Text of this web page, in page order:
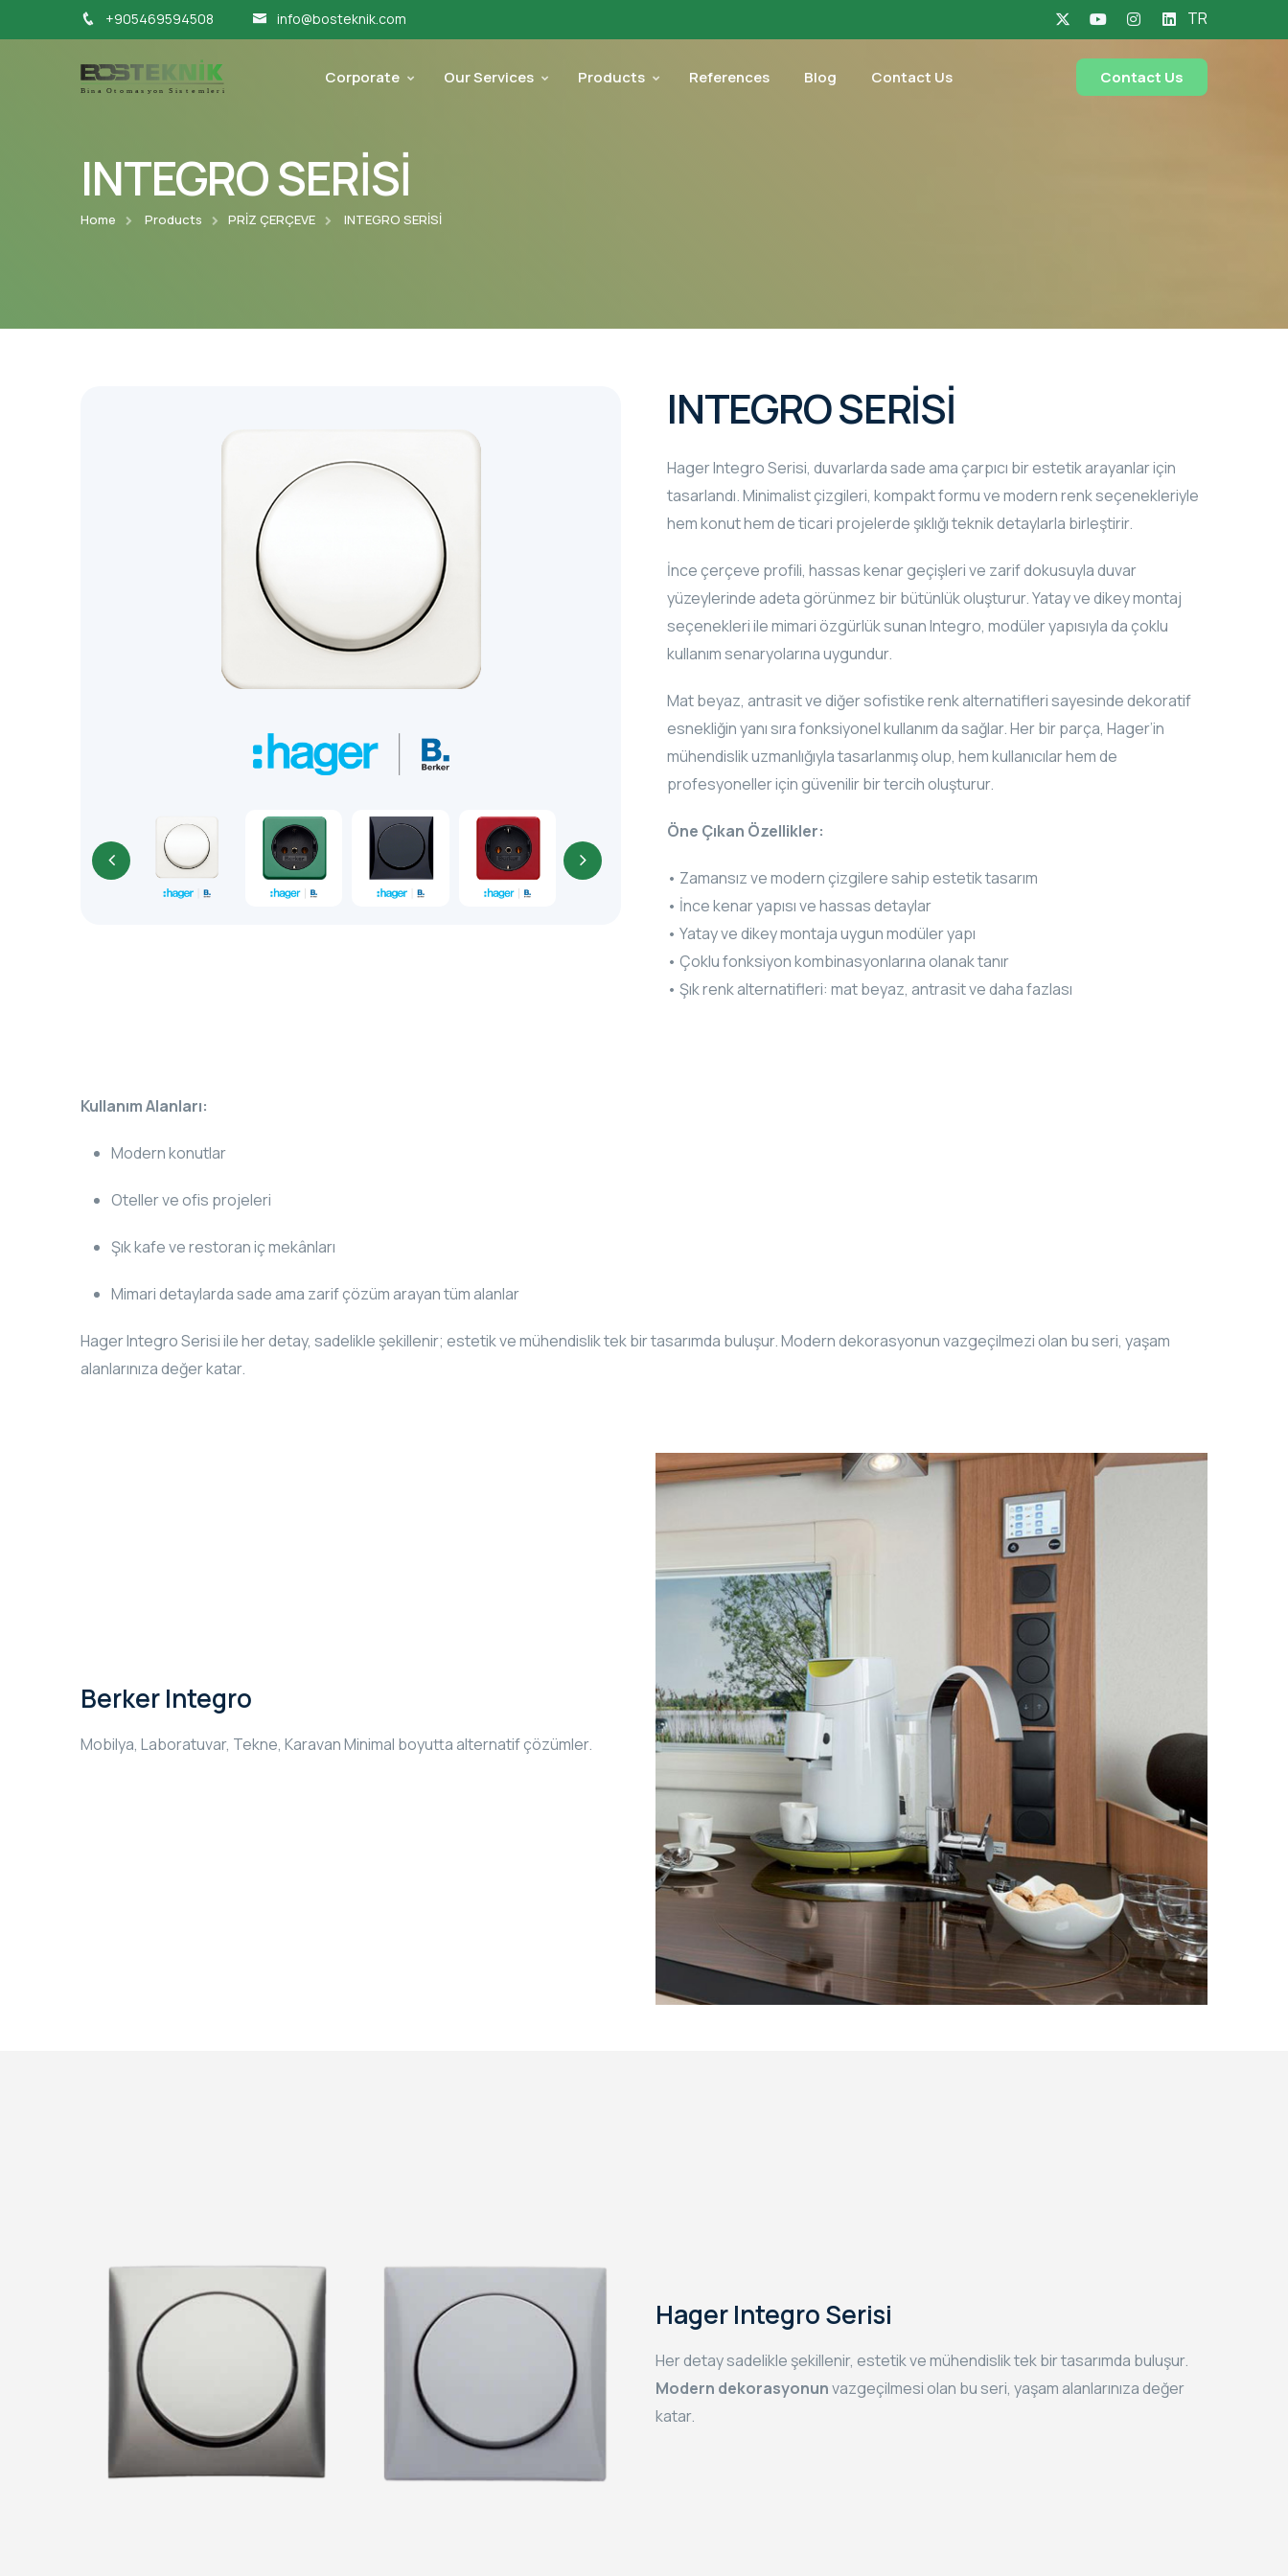
+905469594508 info@bosteknik.com TR
Corporate Our Services Products References Blog Contact Us Contact Us
INTEGRO SERİSİ
Home Products PRİZ ÇERÇEVE INTEGRO SERİSİ
INTEGRO SERİSİ
Hager Integro Serisi, duvarlarda sade ama çarpıcı bir estetik arayanlar için
tasarlandı. Minimalist çizgileri, kompakt formu ve modern renk seçenekleriyle
hem konut hem de ticari projelerde şıklığı teknik detaylarla birleştirir.
İnce çerçeve profili, hassas kenar geçişleri ve zarif dokusuyla duvar
yüzeylerinde adeta görünmez bir bütünlük oluşturur. Yatay ve dikey montaj
seçenekleri ile mimari özgürlük sunan Integro, modüler yapısıyla da çoklu
kullanım senaryolarına uygundur.
Mat beyaz, antrasit ve diğer sofistike renk alternatifleri sayesinde dekoratif
esnekliğin yanı sıra fonksiyonel kullanım da sağlar. Her bir parça, Hager’in
mühendislik uzmanlığıyla tasarlanmış olup, hem kullanıcılar hem de
profesyoneller için güvenilir bir tercih oluşturur.
Öne Çıkan Özellikler:
• Zamansız ve modern çizgilere sahip estetik tasarım
• İnce kenar yapısı ve hassas detaylar
• Yatay ve dikey montaja uygun modüler yapı
• Çoklu fonksiyon kombinasyonlarına olanak tanır
• Şık renk alternatifleri: mat beyaz, antrasit ve daha fazlası
Kullanım Alanları:
Modern konutlar
Oteller ve ofis projeleri
Şık kafe ve restoran iç mekânları
Mimari detaylarda sade ama zarif çözüm arayan tüm alanlar
Hager Integro Serisi ile her detay, sadelikle şekillenir; estetik ve mühendislik tek bir tasarımda buluşur. Modern dekorasyonun vazgeçilmezi olan bu seri, yaşam
alanlarınıza değer katar.
Berker Integro
Mobilya, Laboratuvar, Tekne, Karavan Minimal boyutta alternatif çözümler.
Hager Integro Serisi
Her detay sadelikle şekillenir, estetik ve mühendislik tek bir tasarımda buluşur.
Modern dekorasyonunvazgeçilmesi olan bu seri, yaşam alanlarınıza değer
katar.